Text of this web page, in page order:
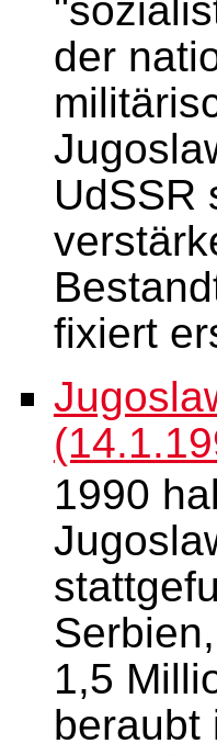
der
UdSSR
fixiert
1990
1,5
beraubt